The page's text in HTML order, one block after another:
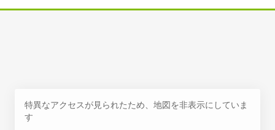
特異なアクセスが見られたため、地図を非表示にしていま
す